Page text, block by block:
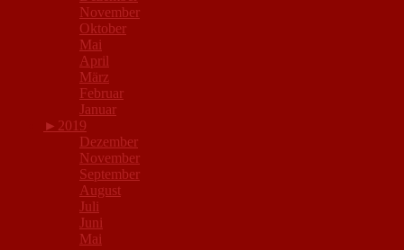
November
Oktober
Mai
April
März
Februar
Januar
► 2019
Dezember
November
September
August
Juli
Juni
Mai